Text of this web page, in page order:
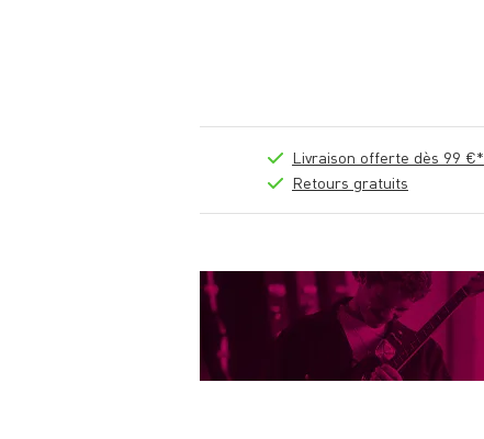
Livraison offerte dès 99 €*
Retours gratuits